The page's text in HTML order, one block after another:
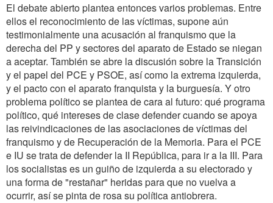
El debate abierto plantea entonces varios problemas. Entre
ellos el reconocimiento de las víctimas, supone aún
testimonialmente una acusación al franquismo que la
derecha del PP y sectores del aparato de Estado se niegan
a aceptar. También se abre la discusión sobre la Transición
y el papel del PCE y PSOE, así como la extrema izquierda,
y el pacto con el aparato franquista y la burguesía. Y otro
problema político se plantea de cara al futuro: qué programa
político, qué intereses de clase defender cuando se apoya
las reivindicaciones de las asociaciones de víctimas del
franquismo y de Recuperación de la Memoria. Para el PCE
e IU se trata de defender la II República, para ir a la III. Para
los socialistas es un guiño de izquierda a su electorado y
una forma de "restañar" heridas para que no vuelva a
ocurrir, así se pinta de rosa su política antiobrera.